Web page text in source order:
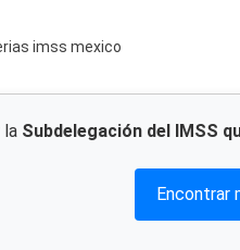
la Subdelegación del IMSS
Encontrar